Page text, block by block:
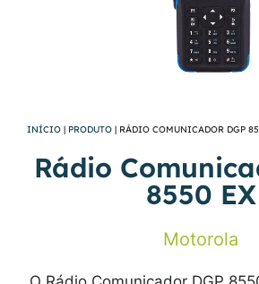
INÍCIO | PRODUTO | RÁDIO COMUNICADOR DGP
Rádio
8550 EX
Motorola